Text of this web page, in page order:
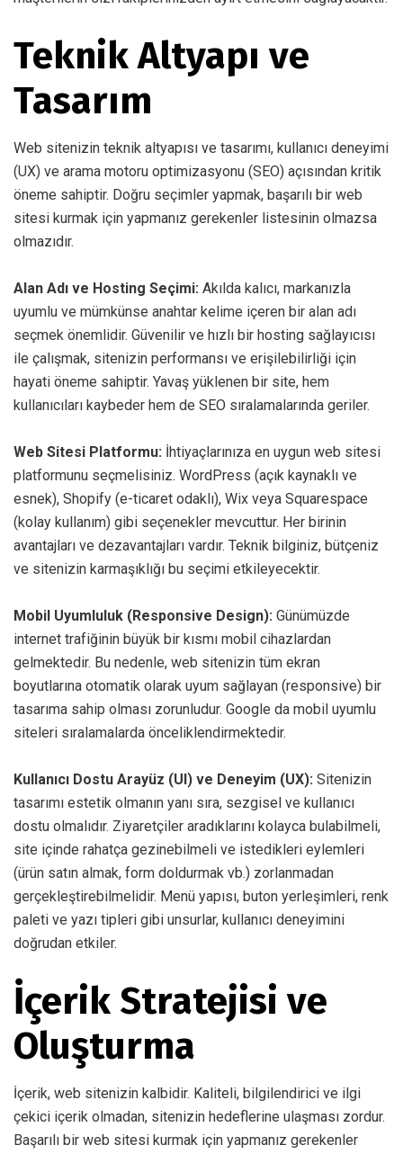
Teknik Altyapı ve
Tasarım
Web sitenizin teknik altyapısı ve tasarımı, kullanıcı deneyimi
(UX) ve arama motoru optimizasyonu (SEO) açısından kritik
öneme sahiptir. Doğru seçimler yapmak, başarılı bir web
sitesi kurmak için yapmanız gerekenler listesinin olmazsa
olmazıdır.
Alan Adı ve Hosting Seçimi: Akılda kalıcı, markanızla
uyumlu ve mümkünse anahtar kelime içeren bir alan adı
seçmek önemlidir. Güvenilir ve hızlı bir hosting sağlayıcısı
ile çalışmak, sitenizin performansı ve erişilebilirliği için
hayati öneme sahiptir. Yavaş yüklenen bir site, hem
kullanıcıları kaybeder hem de SEO sıralamalarında geriler.
Web Sitesi Platformu: İhtiyaçlarınıza en uygun web sitesi
platformunu seçmelisiniz. WordPress (açık kaynaklı ve
esnek), Shopify (e-ticaret odaklı), Wix veya Squarespace
(kolay kullanım) gibi seçenekler mevcuttur. Her birinin
avantajları ve dezavantajları vardır. Teknik bilginiz, bütçeniz
ve sitenizin karmaşıklığı bu seçimi etkileyecektir.
Mobil Uyumluluk (Responsive Design): Günümüzde
internet trafiğinin büyük bir kısmı mobil cihazlardan
gelmektedir. Bu nedenle, web sitenizin tüm ekran
boyutlarına otomatik olarak uyum sağlayan (responsive) bir
tasarıma sahip olması zorunludur. Google da mobil uyumlu
siteleri sıralamalarda önceliklendirmektedir.
Kullanıcı Dostu Arayüz (UI) ve Deneyim (UX): Sitenizin
tasarımı estetik olmanın yanı sıra, sezgisel ve kullanıcı
dostu olmalıdır. Ziyaretçiler aradıklarını kolayca bulabilmeli,
site içinde rahatça gezinebilmeli ve istedikleri eylemleri
(ürün satın almak, form doldurmak vb.) zorlanmadan
gerçekleştirebilmelidir. Menü yapısı, buton yerleşimleri, renk
paleti ve yazı tipleri gibi unsurlar, kullanıcı deneyimini
doğrudan etkiler.
İçerik Stratejisi ve
Oluşturma
İçerik, web sitenizin kalbidir. Kaliteli, bilgilendirici ve ilgi
çekici içerik olmadan, sitenizin hedeflerine ulaşması zordur.
Başarılı bir web sitesi kurmak için yapmanız gerekenler